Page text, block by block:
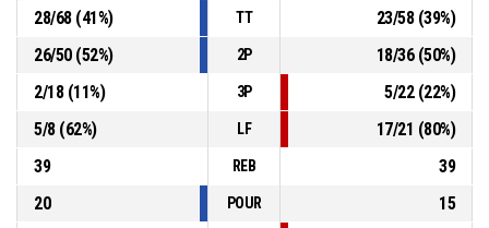
P4 00:05
63-66
, ACTION_FREETHROW_1OF2 Réussi
- lead by 3
P4 00:05 4, A. BOUDERRA , ACTION_FOULON
28/68(41%) TT 23/58(39%)
26/50(52%) 2P 18/36(50%)
2/18(11%) 3P 5/22(22%)
5/8(62%) LF 17/21 (80%)
39
REB
39
20
POUR
15